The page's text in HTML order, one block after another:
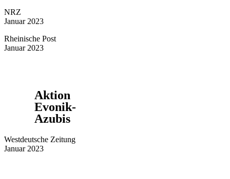
NRZ
Januar 2023
Rheinische Post
Januar 2023
Aktion
Evonik-
Azubis
Westdeutsche Zeitung
Januar 2023